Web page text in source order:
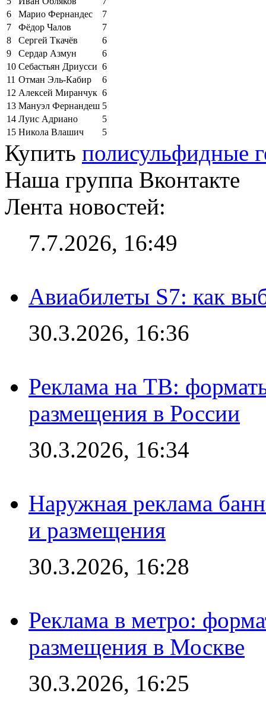
6
Марио Фернандес
7
7
Фёдор Чалов
7
8
Сергей Ткачёв
6
9
Сердар Азмун
6
10 Себастьян Дриусси 6
11 Отман Эль-Кабир
6
12 Алексей Миранчук 6
13 Мануэл Фернандеш 5
14 Луис Адриано
5
15 Никола Влашич 5
Купить полисульфидные
Наша группа Вконтакте
Лента новостей:
7.7.2026, 16:49
Авиабилеты S7: как
30.3.2026, 16:36
Реклама на ТВ:
размещения в России
30.3.2026, 16:34
Наружная реклама
и размещения
30.3.2026, 16:28
Реклама в метро:
размещения в Москве
30.3.2026, 16:25